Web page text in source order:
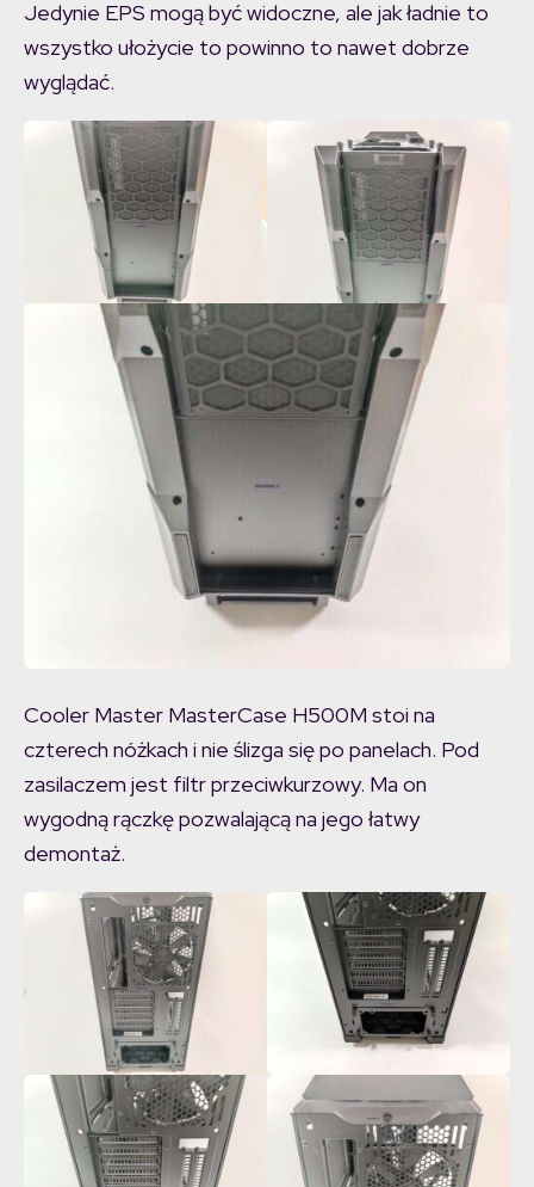
Jedynie EPS mogą być widoczne, ale jak ładnie to
wszystko ułożycie to powinno to nawet dobrze
wyglądać.
Cooler Master MasterCase H500M stoi na
czterech nóżkach i nie ślizga się po panelach. Pod
zasilaczem jest filtr przeciwkurzowy. Ma on
wygodną rączkę pozwalającą na jego łatwy
demontaż.